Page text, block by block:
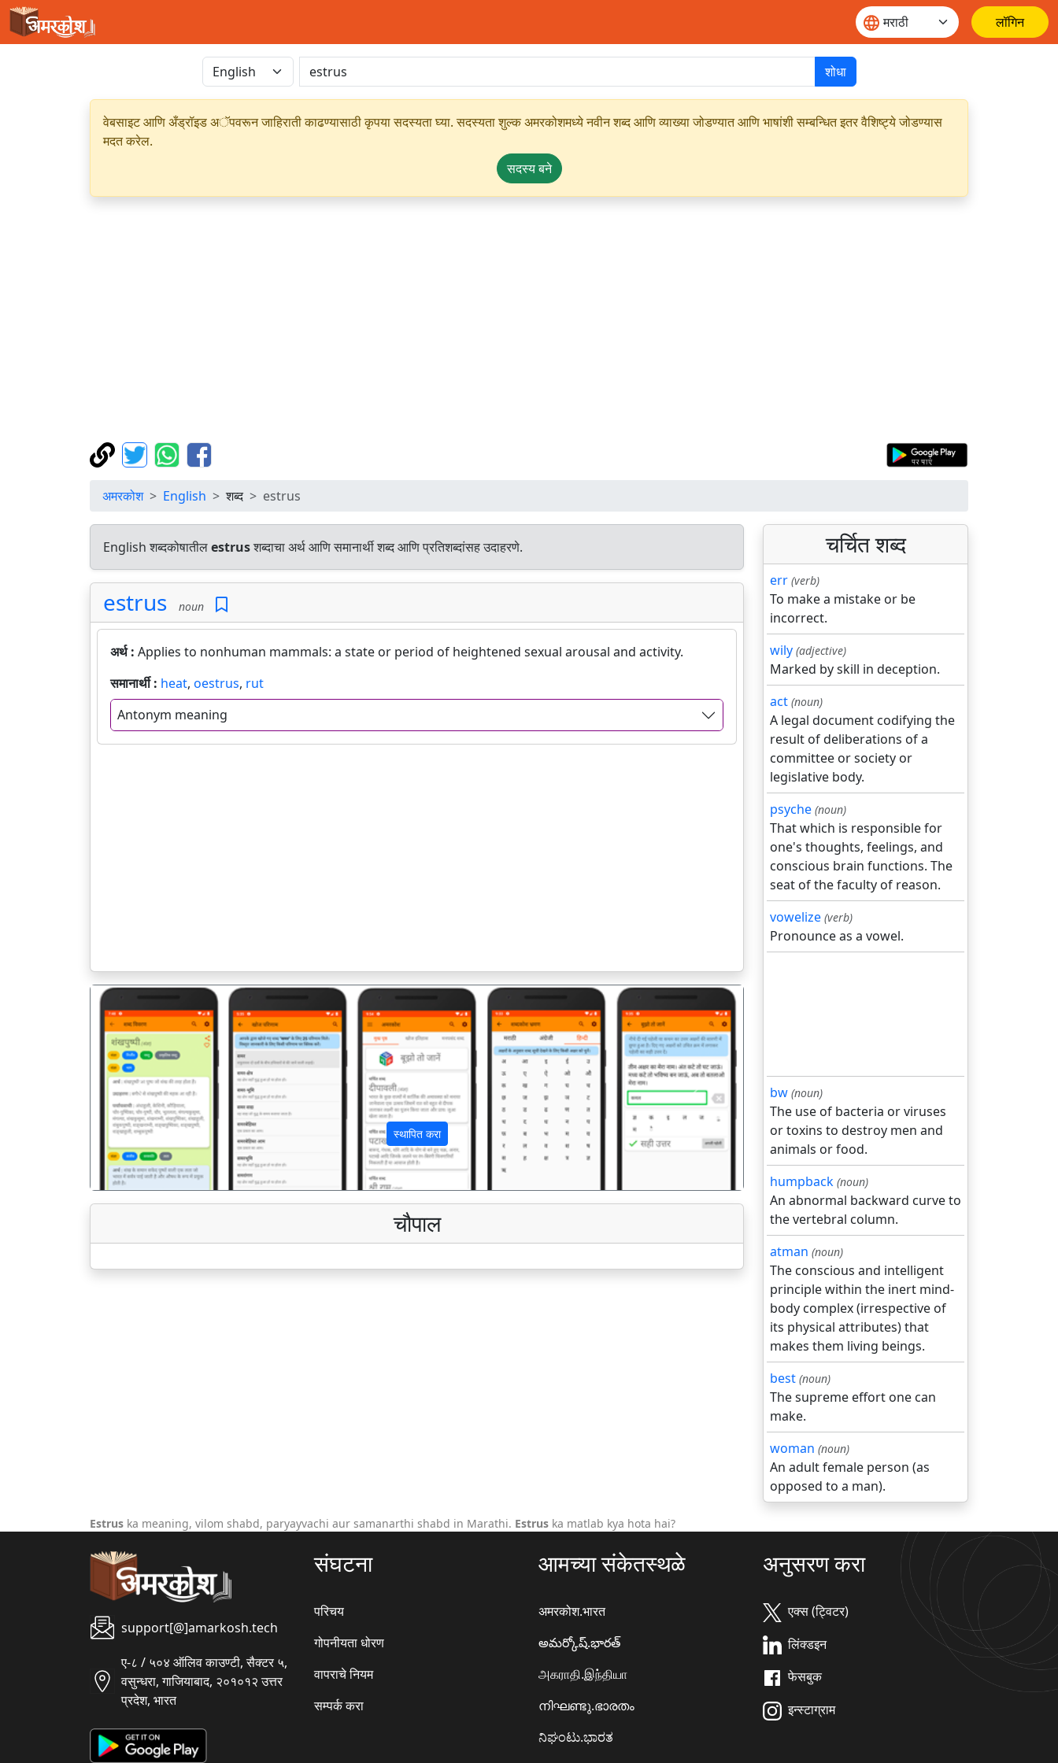
लॉगिन
शोधा
वेबसाइट आणि अँड्रॉइड अॅपवरून जाहिराती काढण्यासाठी कृपया सदस्यता घ्या. सदस्यता शुल्क अमरकोशमध्ये नवीन शब्द आणि व्याख्या जोडण्यात आणि भाषांशी सम्बन्धित इतर वैशिष्ट्ये जोडण्यास
मदत करेल.
सदस्य बने
अमरकोश English शब्द estrus
English शब्दकोषातीलestrusशब्दाचा अर्थ आणि समानार्थी शब्द आणि प्रतिशब्दांसह उदाहरणे.
estrus noun
अर्थ : Applies to nonhuman mammals: a state or period of heightened sexual arousal and activity.
समानार्थी : heat, oestrus, rut
Antonym meaning
स्थापित करा
पिछला अगला
चौपाल
चर्चित शब्द
err (verb)
To make a mistake or be
incorrect.
wily (adjective)
Marked by skill in deception.
act (noun)
A legal document codifying the
result of deliberations of a
committee or society or
legislative body.
psyche (noun)
That which is responsible for
one's thoughts, feelings, and
conscious brain functions. The
seat of the faculty of reason.
vowelize (verb)
Pronounce as a vowel.
bw (noun)
The use of bacteria or viruses
or toxins to destroy men and
animals or food.
humpback (noun)
An abnormal backward curve to
the vertebral column.
atman (noun)
The conscious and intelligent
principle within the inert mind-
body complex (irrespective of
its physical attributes) that
makes them living beings.
best (noun)
The supreme effort one can
make.
woman (noun)
An adult female person (as
opposed to a man).
Estrus ka meaning, vilom shabd, paryayvachi aur samanarthi shabd in Marathi. Estrus ka matlab kya hota hai?
support[@]amarkosh.tech
ए-८ / ५०४ ऑलिव काउण्टी, सैक्टर ५,
वसुन्धरा, गाजियाबाद, २०१०१२ उत्तर
प्रदेश, भारत
संघटना
परिचय
गोपनीयता धोरण
वापराचे नियम
सम्पर्क करा
आमच्या संकेतस्थळे
अमरकोश.भारत
అమర్కోష్.భారత్
அகராதி.இந்தியா
നിഘണ്ടു.ഭാരതം
ನಿಘಂಟು.ಭಾರತ
अनुसरण करा
एक्स (ट्विटर)
लिंक्डइन
फेसबुक
इन्स्टाग्राम